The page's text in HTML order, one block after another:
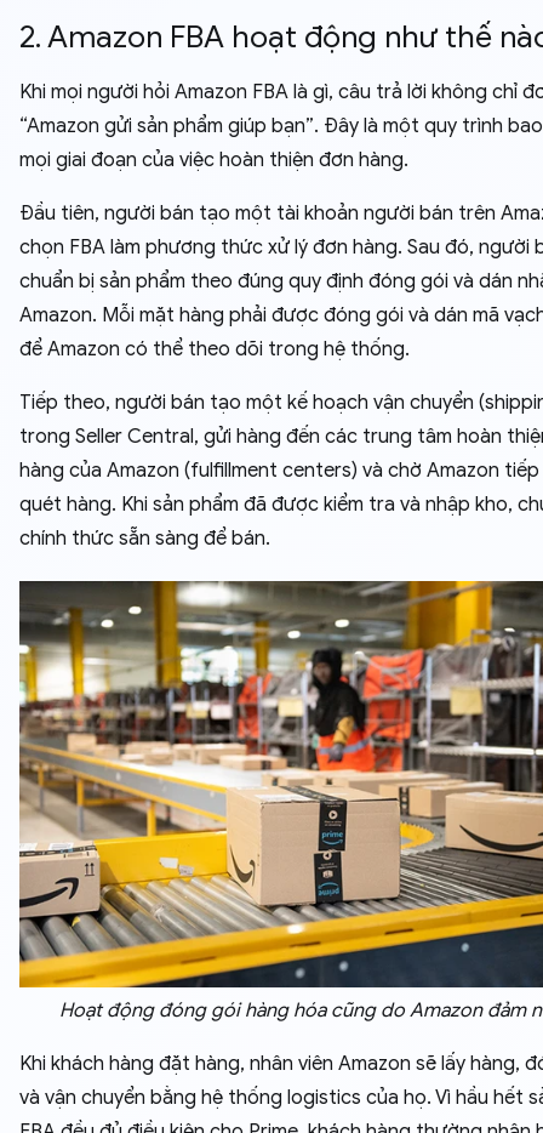
2. Amazon FBA hoạt động như thế
Khi mọi người hỏi Amazon FBA là gì, câu trả lời không chỉ
“Amazon gửi sản phẩm giúp bạn”. Đây là một quy trình
mọi giai đoạn của việc hoàn thiện đơn hàng.
Đầu tiên, người bán tạo một tài khoản người bán trên
chọn FBA làm phương thức xử lý đơn hàng. Sau đó, người
chuẩn bị sản phẩm theo đúng quy định đóng gói và dán
Amazon. Mỗi mặt hàng phải được đóng gói và dán mã
để Amazon có thể theo dõi trong hệ thống.
Tiếp theo, người bán tạo một kế hoạch vận chuyển
trong Seller Central, gửi hàng đến các trung tâm hoàn
hàng của Amazon (fulfillment centers) và chờ Amazon tiếp
quét hàng. Khi sản phẩm đã được kiểm tra và nhập kho,
chính thức sẵn sàng để bán.
Hoạt động đóng gói hàng hóa cũng do Amazon đảm
Khi khách hàng đặt hàng, nhân viên Amazon sẽ lấy hàng,
và vận chuyển bằng hệ thống logistics của họ. Vì hầu hết